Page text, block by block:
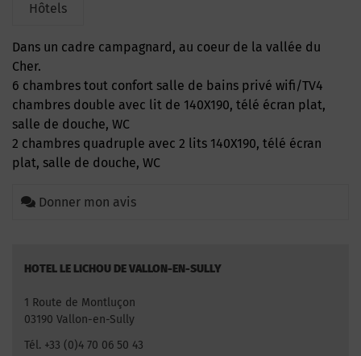
Hôtels
Dans un cadre campagnard, au coeur de la vallée du
Cher.
6 chambres tout confort salle de bains privé wifi/TV4
chambres double avec lit de 140X190, télé écran plat,
salle de douche, WC
2 chambres quadruple avec 2 lits 140X190, télé écran
plat, salle de douche, WC
Donner mon avis
HOTEL LE LICHOU DE VALLON-EN-SULLY
1 Route de Montluçon
03190 Vallon-en-Sully
Tél. +33 (0)4 70 06 50 43